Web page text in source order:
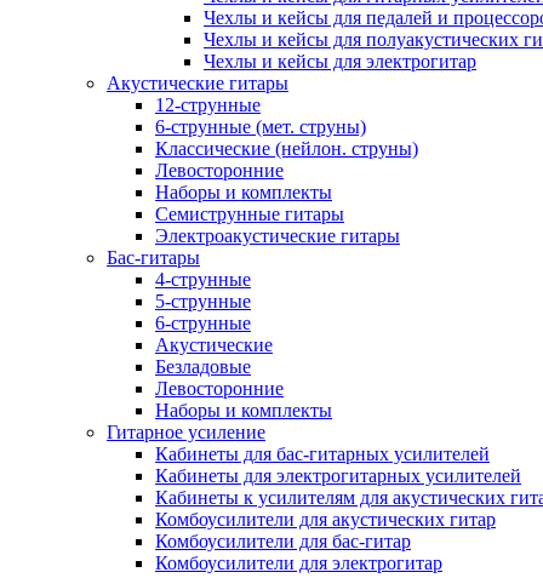
Чехлы и кейсы для педалей и
Чехлы и кейсы для полуакустических
Чехлы и кейсы для электрогитар
Акустические гитары
12-струнные
6-струнные (мет. струны)
Классические (нейлон. струны)
Левосторонние
Наборы и комплекты
Семиструнные гитары
Электроакустические гитары
Бас-гитары
4-струнные
5-струнные
6-струнные
Акустические
Безладовые
Левосторонние
Наборы и комплекты
Гитарное усиление
Кабинеты для бас-гитарных усилителей
Кабинеты для электрогитарных усилителей
Кабинеты к усилителям для акустических
Комбоусилители для акустических гитар
Комбоусилители для бас-гитар
Комбоусилители для электрогитар